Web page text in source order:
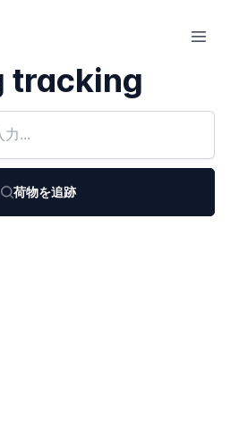
tracking
荷物を追跡